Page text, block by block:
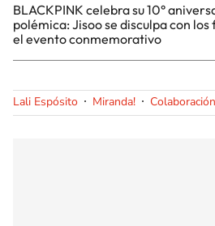
BLACKPINK celebra su 10°
polémica: Jisoo se disculpa con
el evento conmemorativo
Lali Espósito Miranda!